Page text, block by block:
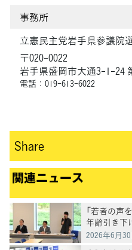
事務所
立憲民主党岩手県参議院
〒020-0022
岩手県盛岡市大通3-1-24
電話：019-613-6022
Share
関連ニュース
「若者の声
年齢引き下
2026年6月30